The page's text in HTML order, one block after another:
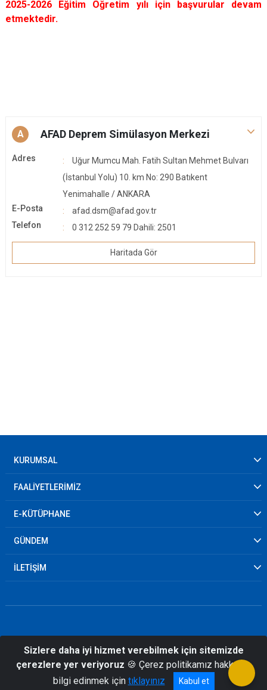
2025-2026 Eğitim Öğretim yılı için başvurular devam
etmektedir.
A AFAD Deprem Simülasyon Merkezi
Adres
Uğur Mumcu Mah. Fatih Sultan Mehmet Bulvarı
(İstanbul Yolu) 10. km No: 290 Batıkent
Yenimahalle / ANKARA
E-Posta
afad.dsm@afad.gоv.tr
Telefon
0 312 252 59 79 Dahili: 2501
Haritada Gör
KURUMSAL
FAALİYETLERİMİZ
E-KÜTÜPHANE
GÜNDEM
İLETİŞİM
© 2026 Ankara İl Afet ve Acil Durum
Müdürlüğü
Sizlere daha iyi hizmet verebilmek için sitemizde
çerezlere yer veriyoruz 🍪 Çerez politikamız hakkında
bilgi edinmek için tıklayınız Kabul et